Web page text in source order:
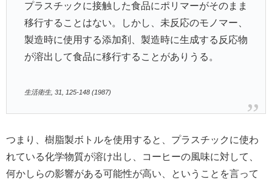
プラスチックに接触した食品にポリマーがそのまま
移行することはない。しかし、未反応のモノマー、
製造時に使用する添加剤、製造時に生成する反応物
が溶出して食品に移行することがありうる。
生活衛生, 31, 125-148 (1987)
つまり、樹脂製ボトルを使用すると、プラスチックに使わ
れている化学物質が溶け出し、コーヒーの風味に対して、
何かしらの影響がある可能性が高い、ということを言って